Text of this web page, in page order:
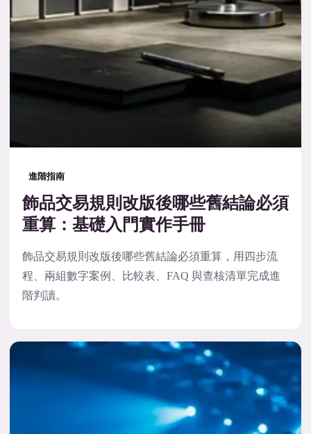
進階指南
飾品交易規則改版後哪些舊結論必須
重算：基礎入門實作手冊
飾品交易規則改版後哪些舊結論必須重算，用四步流
程、兩組數字案例、比較表、FAQ 與查核清單完成進
階判讀。